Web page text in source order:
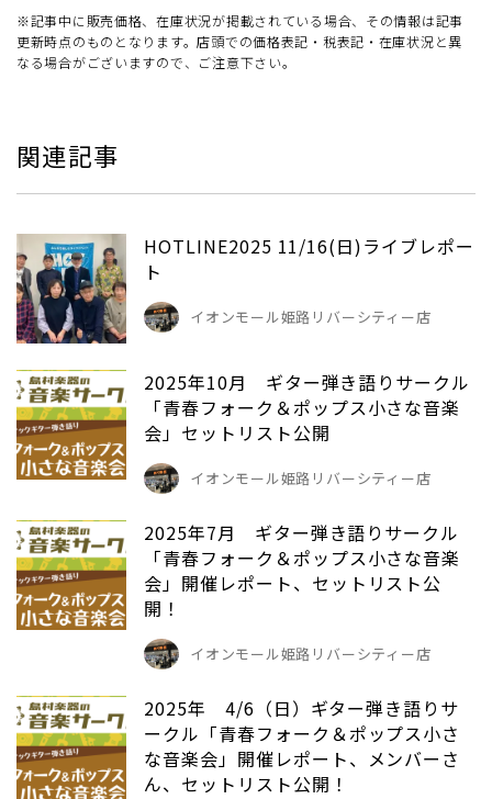
※記事中に販売価格、在庫状況が掲載されている場合、その情報は記事
更新時点のものとなります。店頭での価格表記・税表記・在庫状況と異
なる場合がございますので、ご注意下さい。
関連記事
HOTLINE2025 11/16(日)ライブレポー
ト
イオンモール姫路リバーシティー店
2025年10月 ギター弾き語りサークル
「青春フォーク＆ポップス小さな音楽
会」セットリスト公開
イオンモール姫路リバーシティー店
2025年7月 ギター弾き語りサークル
「青春フォーク＆ポップス小さな音楽
会」開催レポート、セットリスト公
開！
イオンモール姫路リバーシティー店
2025年 4/6（日）ギター弾き語りサ
ークル「青春フォーク＆ポップス小さ
な音楽会」開催レポート、メンバーさ
ん、セットリスト公開！